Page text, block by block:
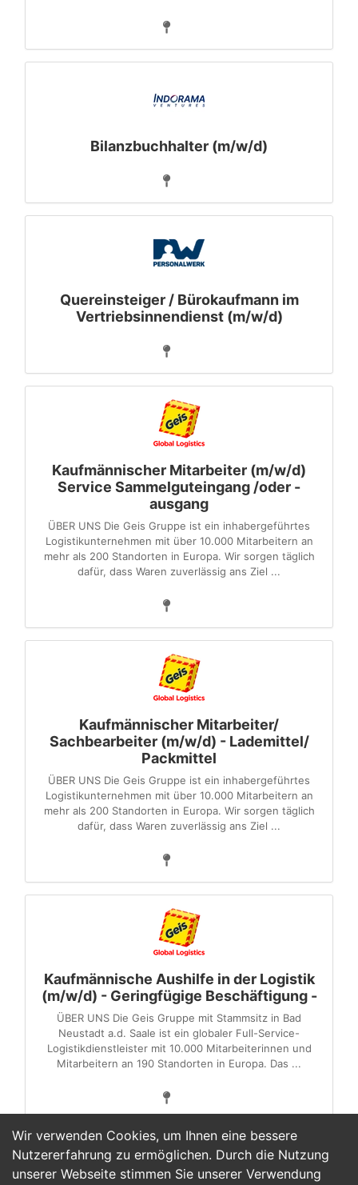
Wir verwenden Cookies, um Ihnen eine bessere
Nutzererfahrung zu ermöglichen. Durch die Nutzung
unserer Webseite stimmen Sie unserer Verwendung
Bilanzbuchhalter (m/w/d)
Quereinsteiger / Bürokaufmann im
Vertriebsinnendienst (m/w/d)
Kaufmännischer Mitarbeiter (m/w/d)
Service Sammelguteingang /oder -
ausgang
ÜBER UNS Die Geis Gruppe ist ein inhabergeführtes
Logistikunternehmen mit über 10.000 Mitarbeitern an
mehr als 200 Standorten in Europa. Wir sorgen täglich
dafür, dass Waren zuverlässig ans Ziel ...
Kaufmännischer Mitarbeiter/
Sachbearbeiter (m/w/d) - Lademittel/
Packmittel
ÜBER UNS Die Geis Gruppe ist ein inhabergeführtes
Logistikunternehmen mit über 10.000 Mitarbeitern an
mehr als 200 Standorten in Europa. Wir sorgen täglich
dafür, dass Waren zuverlässig ans Ziel ...
Kaufmännische Aushilfe in der Logistik
(m/w/d) - Geringfügige Beschäftigung -
ÜBER UNS Die Geis Gruppe mit Stammsitz in Bad
Neustadt a.d. Saale ist ein globaler Full-Service-
Logistikdienstleister mit 10.000 Mitarbeiterinnen und
Mitarbeitern an 190 Standorten in Europa. Das ...
1